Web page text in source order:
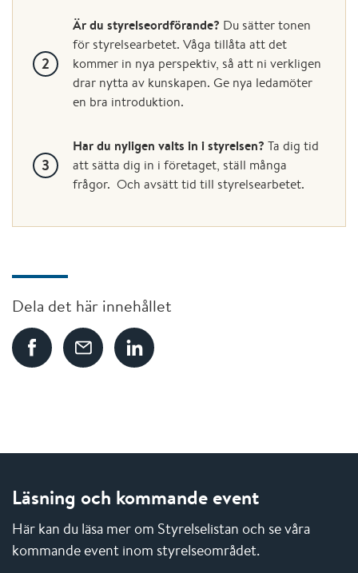
Är du styrelseordförande? Du sätter tonen
för styrelsearbetet. Våga tillåta att det
kommer in nya perspektiv, så att ni verkligen
drar nytta av kunskapen. Ge nya ledamöter
en bra introduktion.
Har du nyligen valts in i styrelsen? Ta dig tid
att sätta dig in i företaget, ställ många
frågor. Och avsätt tid till styrelsearbetet.
Dela det här innehållet
Läsning och kommande event
Här kan du läsa mer om Styrelselistan och se våra
kommande event inom styrelseområdet.